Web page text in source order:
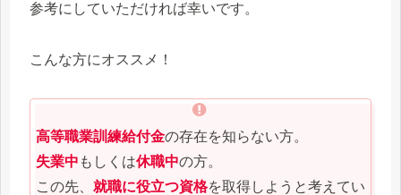
参考にしていただければ幸いです。
こんな方にオススメ！
高等職業訓練給付金の存在を知らない方。
失業中 もしくは休職中の方。
この先、 就職に役立つ資格を取得しようと考えてい